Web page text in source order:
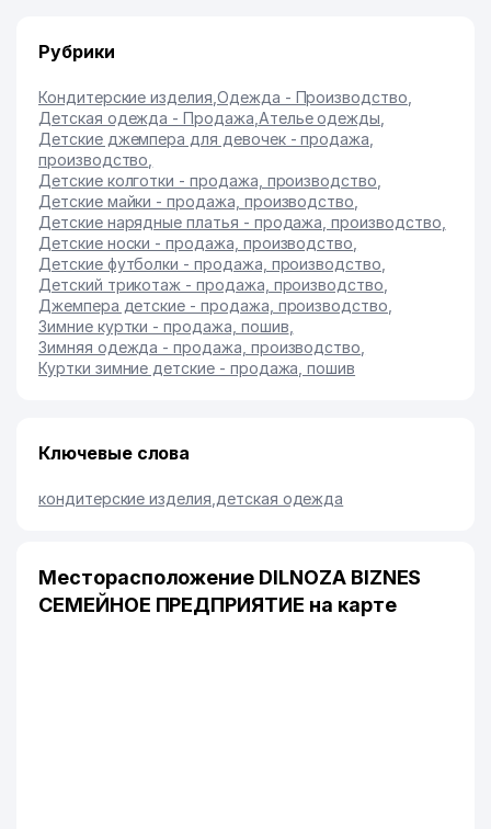
Рубрики
Кондитерские изделия Одежда - Производство
Детская одежда - Продажа Ателье одежды
Детские джемпера для девочек - продажа,
производство
Детские колготки - продажа, производство
Детские майки - продажа, производство
Детские нарядные платья - продажа, производство
Детские носки - продажа, производство
Детские футболки - продажа, производство
Детский трикотаж - продажа, производство
Джемпера детские - продажа, производство
Зимние куртки - продажа, пошив
Зимняя одежда - продажа, производство
Куртки зимние детские - продажа, пошив
Ключевые слова
кондитерские изделия детская одежда
Месторасположение DILNOZA BIZNES
СЕМЕЙНОЕ ПРЕДПРИЯТИЕ на карте